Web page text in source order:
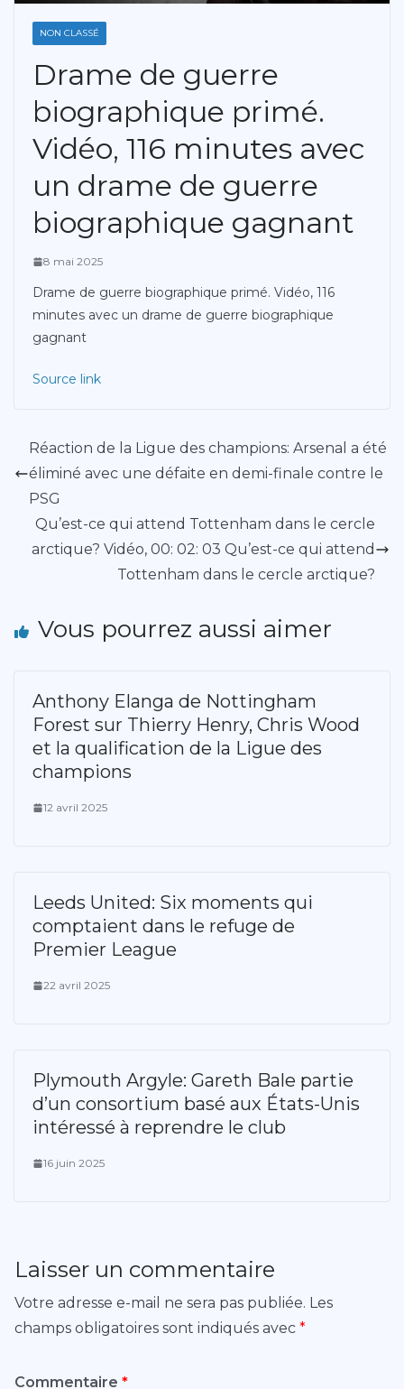
NON CLASSÉ
Drame de guerre
biographique primé.
Vidéo, 116 minutes avec
un drame de guerre
biographique gagnant
8 mai 2025
Drame de guerre biographique primé. Vidéo, 116
minutes avec un drame de guerre biographique
gagnant
Source link
Réaction de la Ligue des champions: Arsenal a été
éliminé avec une défaite en demi-finale contre le
PSG
Qu’est-ce qui attend Tottenham dans le cercle
arctique? Vidéo, 00: 02: 03 Qu’est-ce qui attend
Tottenham dans le cercle arctique?
Vous pourrez aussi aimer
Anthony Elanga de Nottingham
Forest sur Thierry Henry, Chris Wood
et la qualification de la Ligue des
champions
12 avril 2025
Leeds United: Six moments qui
comptaient dans le refuge de
Premier League
22 avril 2025
Plymouth Argyle: Gareth Bale partie
d’un consortium basé aux États-Unis
intéressé à reprendre le club
16 juin 2025
Laisser un commentaire
Votre adresse e-mail ne sera pas publiée. Les
champs obligatoires sont indiqués avec *
Commentaire *